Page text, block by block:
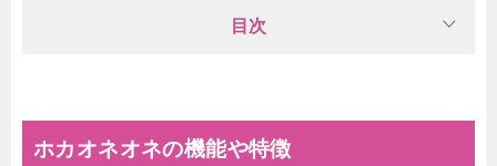
目次
ホカオネオネの機能や特徴